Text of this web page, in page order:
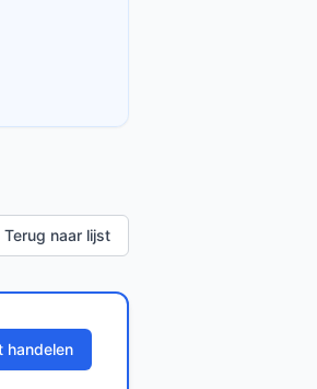
Terug naar lijst
handelen